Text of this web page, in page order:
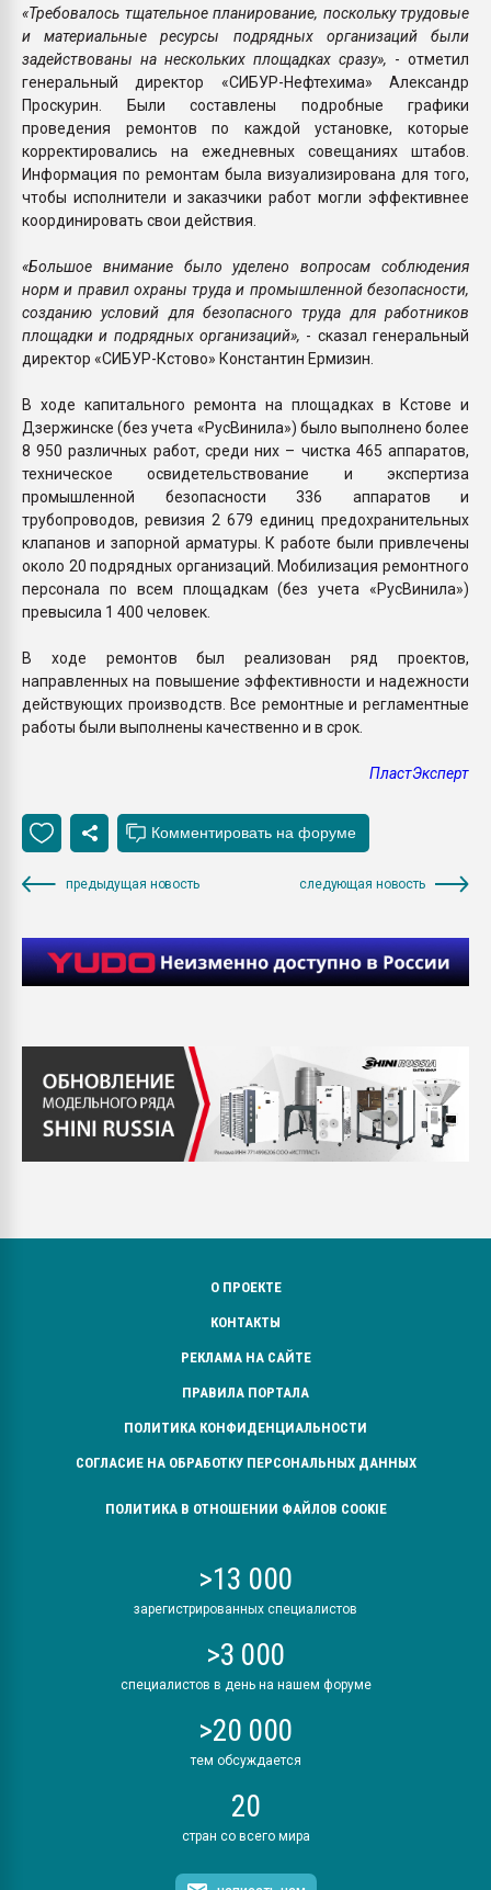
«Требовалось тщательное планирование, поскольку трудовые
и материальные ресурсы подрядных организаций были
задействованы на нескольких площадках сразу», - отметил
генеральный директор «СИБУР-Нефтехима» Александр
Проскурин. Были составлены подробные графики
проведения ремонтов по каждой установке, которые
корректировались на ежедневных совещаниях штабов.
Информация по ремонтам была визуализирована для того,
чтобы исполнители и заказчики работ могли эффективнее
координировать свои действия.
«Большое внимание было уделено вопросам соблюдения
норм и правил охраны труда и промышленной безопасности,
созданию условий для безопасного труда для работников
площадки и подрядных организаций», - сказал генеральный
директор «СИБУР-Кстово» Константин Ермизин.
В ходе капитального ремонта на площадках в Кстове и
Дзержинске (без учета «РусВинила») было выполнено более
8 950 различных работ, среди них – чистка 465 аппаратов,
техническое освидетельствование и экспертиза
промышленной безопасности 336 аппаратов и
трубопроводов, ревизия 2 679 единиц предохранительных
клапанов и запорной арматуры. К работе были привлечены
около 20 подрядных организаций. Мобилизация ремонтного
персонала по всем площадкам (без учета «РусВинила»)
превысила 1 400 человек.
В ходе ремонтов был реализован ряд проектов,
направленных на повышение эффективности и надежности
действующих производств. Все ремонтные и регламентные
работы были выполнены качественно и в срок.
ПластЭксперт
предыдущая новость следующая новость
О ПРОЕКТЕ
КОНТАКТЫ
РЕКЛАМА НА САЙТЕ
ПРАВИЛА ПОРТАЛА
ПОЛИТИКА КОНФИДЕНЦИАЛЬНОСТИ
СОГЛАСИЕ НА ОБРАБОТКУ ПЕРСОНАЛЬНЫХ ДАННЫХ
ПОЛИТИКА В ОТНОШЕНИИ ФАЙЛОВ COOKIE
>13 000
зарегистрированных специалистов
>3 000
специалистов в день на нашем форуме
>20 000
тем обсуждается
20
стран со всего мира